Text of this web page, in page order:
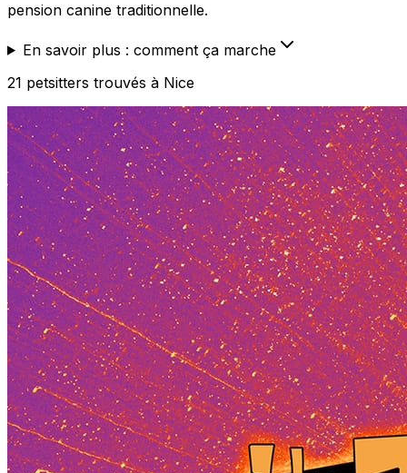
pension canine traditionnelle.
En savoir plus : comment ça marche
21 petsitters trouvés à Nice